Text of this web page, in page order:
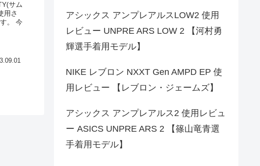
サム
用さ
。 今
アシックス アンプレアルスLOW2 使用
レビュー UNPRE ARS LOW 2 【河村勇
輝選手着用モデル】
NIKE レブロン NXXT Gen AMPD EP 使
用レビュー 【レブロン・ジェームズ】
アシックス アンプレアルス2 使用レビュ
ー ASICS UNPRE ARS 2 【篠山竜青選
手着用モデル】